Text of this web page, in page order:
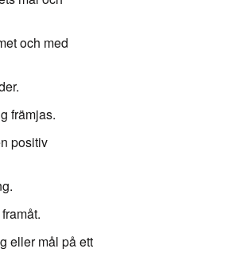
och med
främjas.
positiv
eller mål på ett